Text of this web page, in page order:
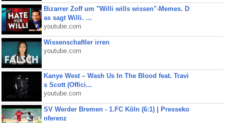
Bizarrer Zoff um "Willi wills wissen"-Memes. D
as sagt Willi. ...
youtube.com
Wissenschaftler irren
youtube.com
Kanye West – Wash Us In The Blood feat. Travi
s Scott (Offici...
youtube.com
SV Werder Bremen - 1.FC Köln (6:1) | Presseko
nferenz